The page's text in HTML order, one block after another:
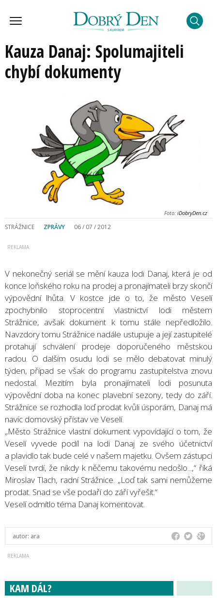
Kauza Danaj: Spolumajiteli
chybí dokumenty
Foto: iDobryDen.cz
STRÁŽNICE ZPRÁVY 06 / 07 / 2012
V nekonečný seriál se mění kauza lodi Danaj, která je od
konce loňského roku na prodej a pronajímateli brzy skončí
výpovědní lhůta. V kostce jde o to, že město Veselí
zpochybnilo stoprocentní vlastnictví lodi městem
Strážnice, avšak dokument k tomu stále nepředložilo.
Navzdory tomu Strážnice nadále ustupuje a její zastupitelé
protahují schválení prodeje doporučeného městskou
radou. O dalším osudu lodi se mělo debatovat minulý
týden, případ se však do programu zastupitelstva znovu
nedostal. Mezitím byla pronajímateli lodi posunuta
výpovědní doba na konec plavební sezony, tedy do září.
Strážnice se rozhodla loď prodat kvůli úsporám, Danaj má
navíc domovský přístav ve Veselí.
„Město Strážnice vlastní dokument vypovídající o tom, že
Veselí vyvede podíl na lodi Danaj ze svého účetnictví
a plavidlo tak bude celé v našem majetku. Ovšem zástupci
Veselí tvrdí, že nikdy k něčemu takovému nedošlo...,“ říká
Miroslav Tlach, radní Strážnice. „Loď tak sami nemůžeme
prodat. Snad se vše podaří do září vyřešit.“
Veselí odmítlo téma Danaj komentovat.
autor: ara
KAM DÁL?